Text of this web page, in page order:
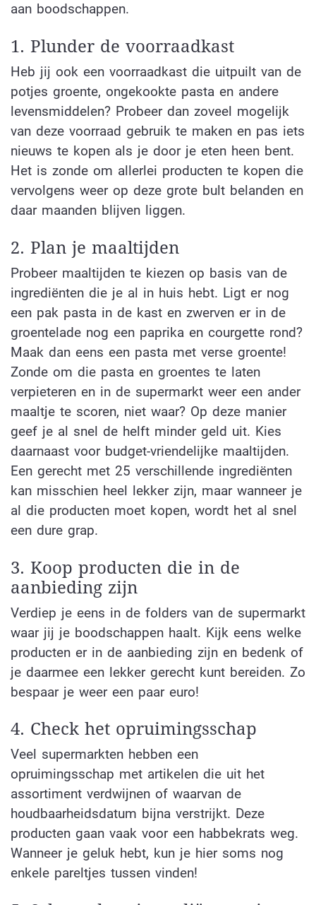
aan boodschappen.
1. Plunder de voorraadkast
Heb jij ook een voorraadkast die uitpuilt van de
potjes groente, ongekookte pasta en andere
levensmiddelen? Probeer dan zoveel mogelijk
van deze voorraad gebruik te maken en pas iets
nieuws te kopen als je door je eten heen bent.
Het is zonde om allerlei producten te kopen die
vervolgens weer op deze grote bult belanden en
daar maanden blijven liggen.
2. Plan je maaltijden
Probeer maaltijden te kiezen op basis van de
ingrediënten die je al in huis hebt. Ligt er nog
een pak pasta in de kast en zwerven er in de
groentelade nog een paprika en courgette rond?
Maak dan eens een pasta met verse groente!
Zonde om die pasta en groentes te laten
verpieteren en in de supermarkt weer een ander
maaltje te scoren, niet waar? Op deze manier
geef je al snel de helft minder geld uit. Kies
daarnaast voor budget-vriendelijke maaltijden.
Een gerecht met 25 verschillende ingrediënten
kan misschien heel lekker zijn, maar wanneer je
al die producten moet kopen, wordt het al snel
een dure grap.
3. Koop producten die in de
aanbieding zijn
Verdiep je eens in de folders van de supermarkt
waar jij je boodschappen haalt. Kijk eens welke
producten er in de aanbieding zijn en bedenk of
je daarmee een lekker gerecht kunt bereiden. Zo
bespaar je weer een paar euro!
4. Check het opruimingsschap
Veel supermarkten hebben een
opruimingsschap met artikelen die uit het
assortiment verdwijnen of waarvan de
houdbaarheidsdatum bijna verstrijkt. Deze
producten gaan vaak voor een habbekrats weg.
Wanneer je geluk hebt, kun je hier soms nog
enkele pareltjes tussen vinden!